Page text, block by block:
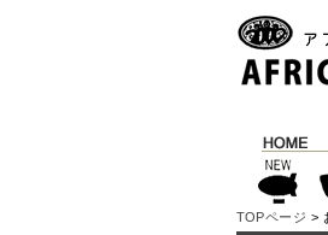
TOPページ >